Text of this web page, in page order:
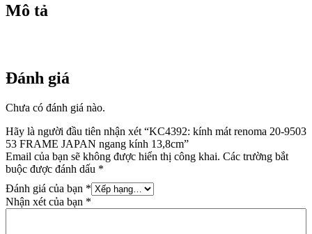
13,8cm
số
Mô tả
Đánh giá
Chưa có đánh giá nào.
Hãy là người đầu tiên nhận xét “KC4392: kính mát renoma 20-9503
53 FRAME JAPAN ngang kính 13,8cm”
Email của bạn sẽ không được hiển thị công khai. Các trường bắt
buộc được đánh dấu *
Đánh giá của bạn *
Nhận xét của bạn *